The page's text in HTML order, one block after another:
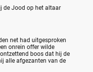
de Jood op het altaar
net had uitgesproken
onrein offer wilde
boos dat hij de
alle afgezanten van de